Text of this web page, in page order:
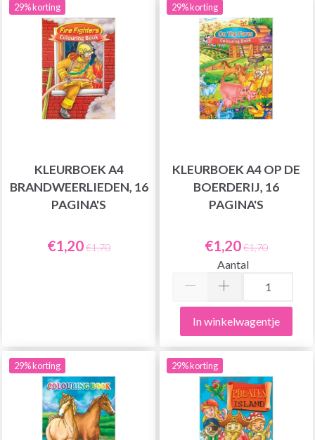
29% korting
KLEURBOEK A4
BRANDWEERLIEDEN, 16
PAGINA'S
€1,20€1,70
29% korting
KLEURBOEK A4 OP DE
BOERDERIJ, 16
PAGINA'S
€1,20€1,70
Aantal
In winkelwagentje
29% korting 29% korting